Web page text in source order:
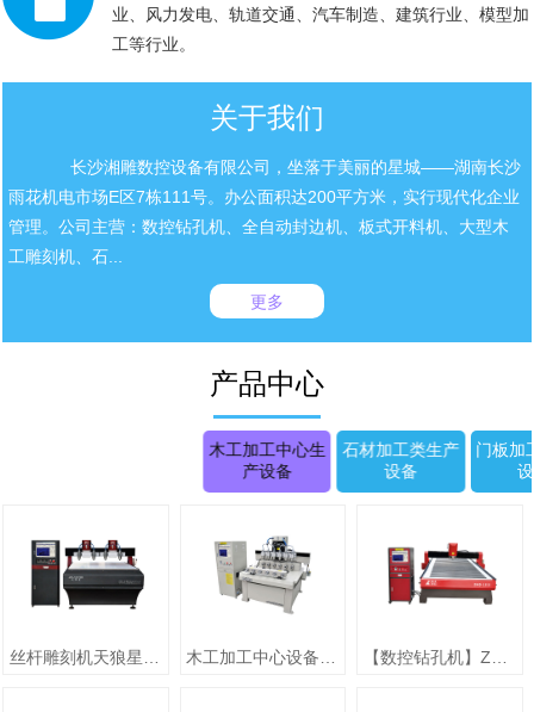
业、风力发电、轨道交通、汽车制造、建筑行业、模型加
工等行业。
关于我们
长沙湘雕数控设备有限公司，坐落于美丽的星城——湖南长沙
雨花机电市场E区7栋111号。办公面积达200平方米，实行现代化企业
管理。公司主营：数控钻孔机、全自动封边机、板式开料机、大型木
工雕刻机、石...
更多
产品中心
木工加工中心生
产设备
石材加工类生产
设备
门板加